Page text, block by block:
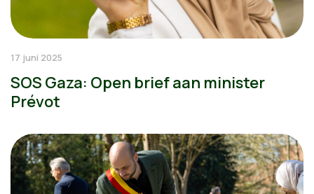
17 juni 2025
SOS Gaza: Open brief aan minister
Prévot